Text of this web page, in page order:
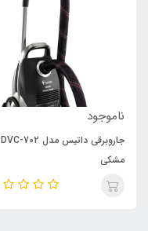
ناموجود
جاروبرقی داتیس مدل DVC-702
مشکی